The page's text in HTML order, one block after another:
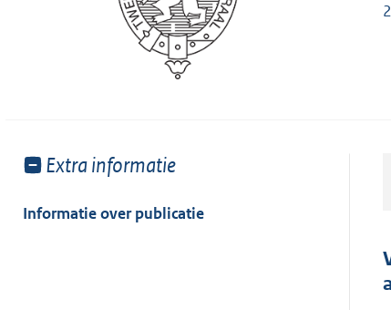
Toon
van:
Extra informatie
Informatie over publicatie